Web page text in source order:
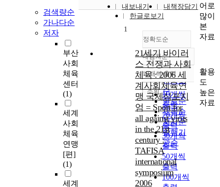
검색량순
가나다순
저자
부산
사회
체육
센터
(1)
세계
사회
체육
연맹
[편]
(1)
세계
내보내기
내책장담기
한글로보기
정확도순
정확도
순
인기도
순
연도순
제목순
저자순
발행기
관순
내림차순
내림차순
10개씩 출력
10개씩
출력
20개씩
출력
30개씩
출력
50개씩
출력
100개씩
조회
1
21세기 바이러
스 전쟁과 사회
체육 : 2006 세
계사회체육연
맹 국제심포지
엄 = Sport for
all against virus
in the 21st
century :
TAFISA
international
symposium
2006
어로
많이
본
자료
활용
도
높은
자료